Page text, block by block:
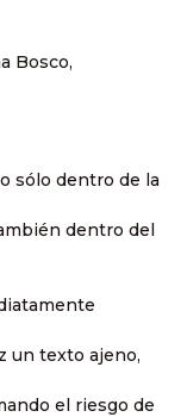
Bosco,
sólo dentro de la
dentro del
un texto ajeno,
el riesgo de